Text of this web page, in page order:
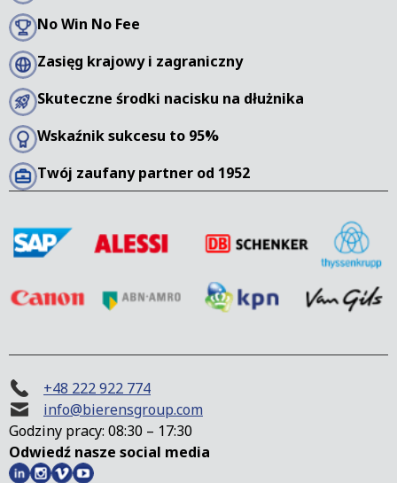
No Win No Fee
Zasięg krajowy i zagraniczny
Skuteczne środki nacisku na dłużnika
Wskaźnik sukcesu to 95%
Twój zaufany partner od 1952
+48 222 922 774
info@bierensgroup.com
Godziny pracy: 08:30 – 17:30
Odwiedź nasze social media